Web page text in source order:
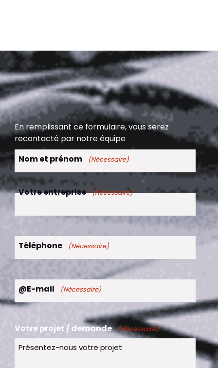
En remplissant ce formulaire, vous serez
recontacté par notre équipe
Nom et prénom
(Nécessaire)
Votre entreprise (Nécessaire)
Téléphone (Nécessaire)
@E-mail (Nécessaire)
Votre projet / demande (Nécessaire)